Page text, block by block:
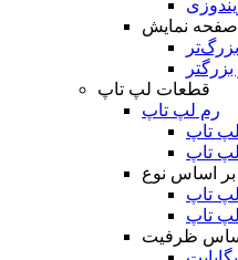
نمایش
قطعات لپ تاپ
رم لپ تاپ
اساس نوع
ظرفیت